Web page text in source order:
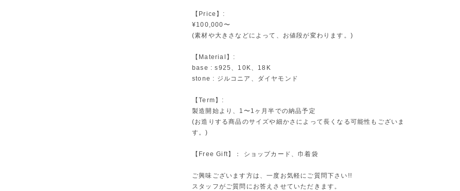
【Price】:
¥100,000〜
(素材や大きさなどによって、お値段が変わります。)
【Material】:
base : s925、10K、18K
stone : ジルコニア、ダイヤモンド
【Term】:
製造開始より、1〜1ヶ月半での納品予定
(お造りする商品のサイズや細かさによって長くなる可能性もございま
す。)
【Free Gift】： ショップカード、巾着袋
ご興味ございます方は、一度お気軽にご質問下さい!!
スタッフがご質問にお答えさせていただきます。